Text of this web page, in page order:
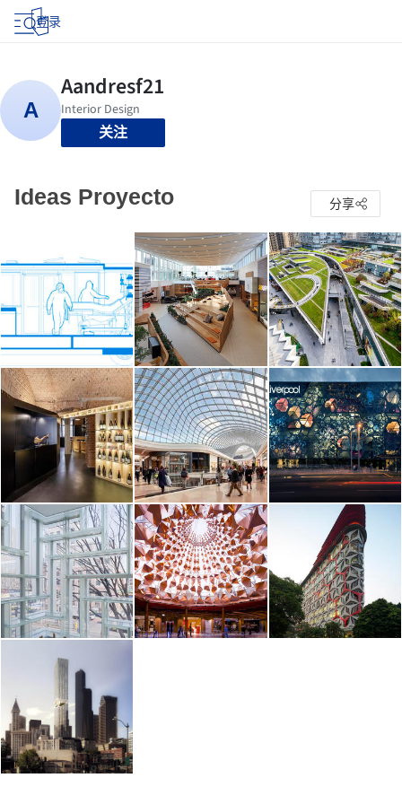
登录
关注
Ideas Proyecto 分享